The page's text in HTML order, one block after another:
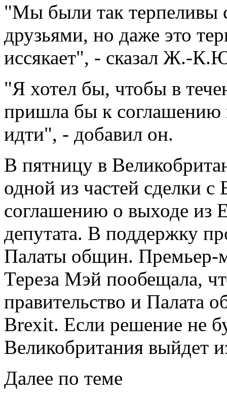
"Мы были так терпеливы
друзьями, но даже это
иссякает", - сказал Ж.-
"Я хотел бы, чтобы в
пришла бы к соглашению
идти", - добавил он.
В пятницу в
одной из частей сделки
соглашению о выходе из
депутата. В поддержку
Палаты общин. Премьер-
Тереза Мэй пообещала,
правительство и Палата
Brexit. Если решение не
Великобритания выйдет
Далее по теме